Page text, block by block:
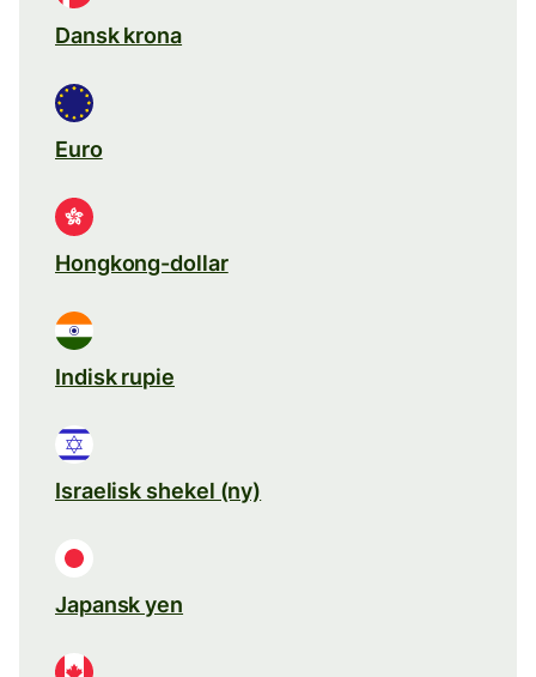
Dansk krona
Euro
Hongkong-dollar
Indisk rupie
Israelisk shekel (ny)
Japansk yen